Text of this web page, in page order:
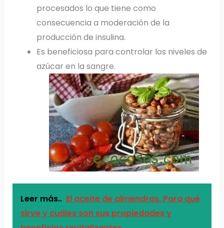
procesados lo que tiene como
consecuencia a moderación de la
producción de insulina.
Es beneficiosa para controlar los niveles de
azúcar en la sangre.
Leer más.. El aceite de almendras. Para qué
sirve y cuáles son sus propiedades y